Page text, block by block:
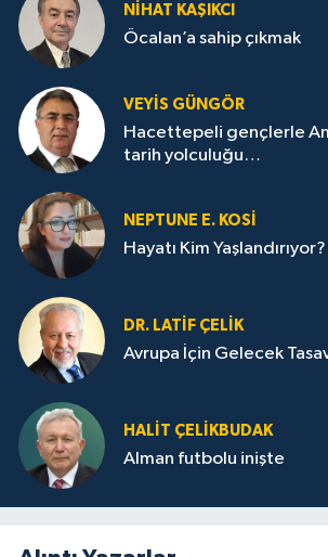
NİHAT KAŞIKCI
Öcalan’a sahip çıkmak
VEYIS GÜNGÖR
Hacettepeli gençlerle
tarih yolculuğu…
NEPTUNE E. KOSİ
Hayatı Kim Yaşlandırıyor?
DR. LATİF ÇELİK
Avrupa İçin Gelecek
HALIT ÇELİKBUDAK
Alman futbolu inişte